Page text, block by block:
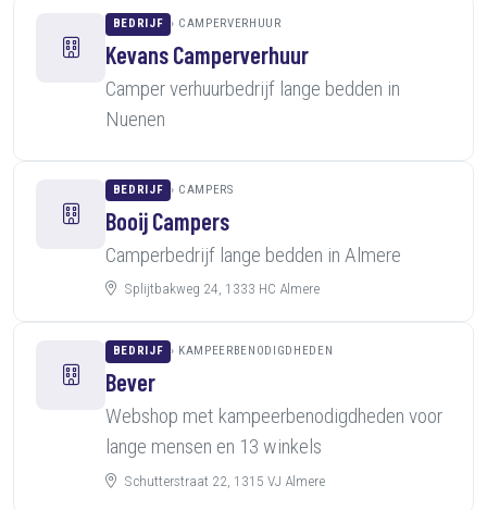
BEDRIJF CAMPERVERHUUR
Kevans Camperverhuur
Camper verhuurbedrijf lange bedden in
Nuenen
BEDRIJF CAMPERS
Booij Campers
Camperbedrijf lange bedden in Almere
Splijtbakweg 24, 1333 HC Almere
BEDRIJF KAMPEERBENODIGDHEDEN
Bever
Webshop met kampeerbenodigdheden voor
lange mensen en 13 winkels
Schutterstraat 22, 1315 VJ Almere